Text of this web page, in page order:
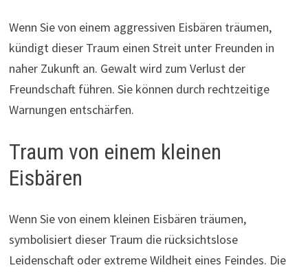
Wenn Sie von einem aggressiven Eisbären träumen,
kündigt dieser Traum einen Streit unter Freunden in
naher Zukunft an. Gewalt wird zum Verlust der
Freundschaft führen. Sie können durch rechtzeitige
Warnungen entschärfen.
Traum von einem kleinen
Eisbären
Wenn Sie von einem kleinen Eisbären träumen,
symbolisiert dieser Traum die rücksichtslose
Leidenschaft oder extreme Wildheit eines Feindes. Die